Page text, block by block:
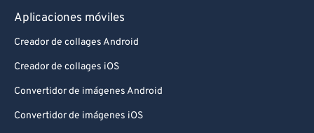
Aplicaciones móviles
Creador de collages Android
Creador de collages iOS
Convertidor de imágenes Android
Convertidor de imágenes iOS